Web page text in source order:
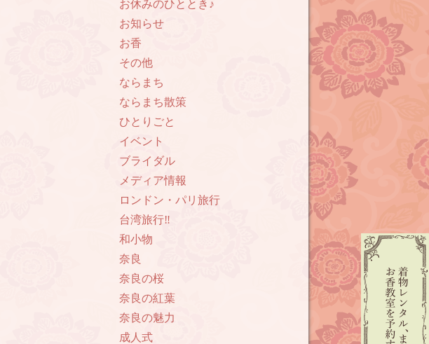
お休みのひととき♪
お知らせ
お香
その他
ならまち
ならまち散策
ひとりごと
イベント
ブライダル
メディア情報
ロンドン・パリ旅行
台湾旅行‼︎
和小物
奈良
奈良の桜
奈良の紅葉
奈良の魅力
成人式